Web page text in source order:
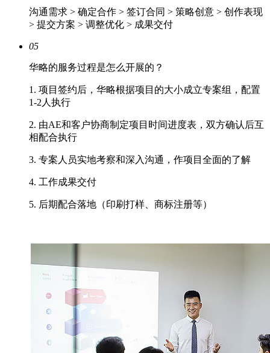
沟通需求 > 确定合作 > 签订合同 > 策略创意 > 创作表现
> 提交方案 > 调整优化 > 成果交付
05
华略的服务过程是怎么开展的？
1. 项目签约后，华略根据项目的大小成立专案组，配置
1-2人执行
2. 由AE和客户协商制定项目时间进度表，双方确认后互
相配合执行
3. 专案人员实地考察和深入沟通，作项目全面的了解
4. 工作成果交付
5. 后期配合落地（印刷打样、商标注册等）